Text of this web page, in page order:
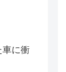
車に衝